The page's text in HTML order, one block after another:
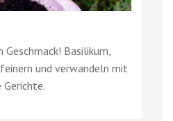
Geschmack! Basilikum,
und verwandeln mit
Gerichte.